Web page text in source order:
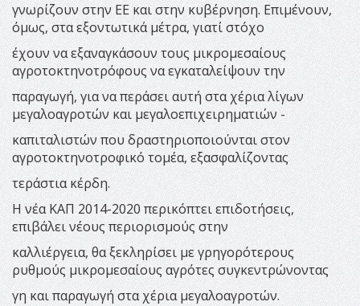
γνωρίζουν στην ΕΕ και στην κυβέρνηση. Επιμένουν,
όμως, στα εξοντωτικά μέτρα, γιατί στόχο
έχουν να εξαναγκάσουν τους μικρομεσαίους
αγροτοκτηνοτρόφους να εγκαταλείψουν την
παραγωγή, για να περάσει αυτή στα χέρια λίγων
μεγαλοαγροτών και μεγαλοεπιχειρηματιών -
καπιταλιστών που δραστηριοποιούνται στον
αγροτοκτηνοτροφικό τομέα, εξασφαλίζοντας
τεράστια κέρδη.
Η νέα ΚΑΠ 2014-2020 περικόπτει επιδοτήσεις,
επιβάλει νέους περιορισμούς στην
καλλιέργεια, θα ξεκληρίσει με γρηγορότερους
ρυθμούς μικρομεσαίους αγρότες συγκεντρώνοντας
γη και παραγωγή στα χέρια μεγαλοαγροτών.